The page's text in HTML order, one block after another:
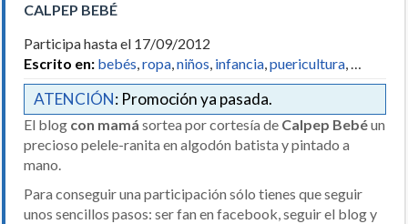
CALPEP BEBÉ
Participa hasta el 17/09/2012
Escrito en: bebés,ropa,niños, infancia,puericultura, …
ATENCIÓN: Promoción ya pasada.
El blog con mamá sortea por cortesía de Calpep Bebéun
precioso pelele-ranita en algodón batista y pintado a
mano.
Para conseguir una participación sólo tienes que seguir
unos sencillos pasos: ser fan en facebook, seguir el blog y